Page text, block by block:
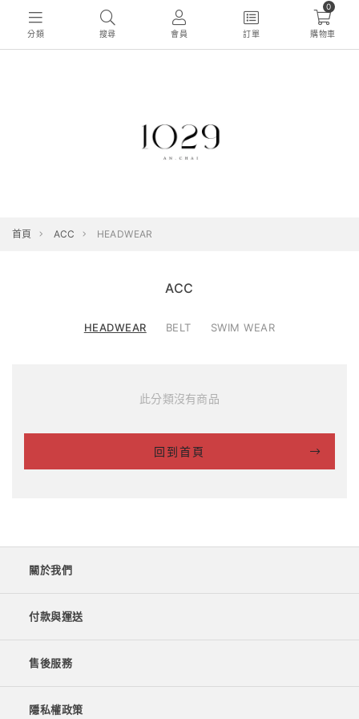
分類 搜尋 會員 訂單
0
購物車
首頁 ACC HEADWEAR
ACC
HEADWEAR BELT SWIM WEAR
此分類沒有商品
回到首頁
關於我們
付款與運送
售後服務
隱私權政策